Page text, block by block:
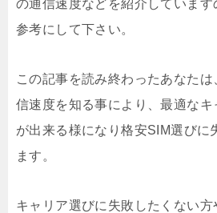
の通信速度などを紹介していま
参考にして下さい。
この記事を読み終わったあなた
信速度を知る事により、最適な
が出来る様になり格安SIM選びに
ます。
キャリア選びに失敗したくない